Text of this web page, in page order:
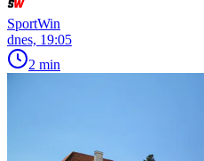
SportWin
dnes, 19:05
2 min